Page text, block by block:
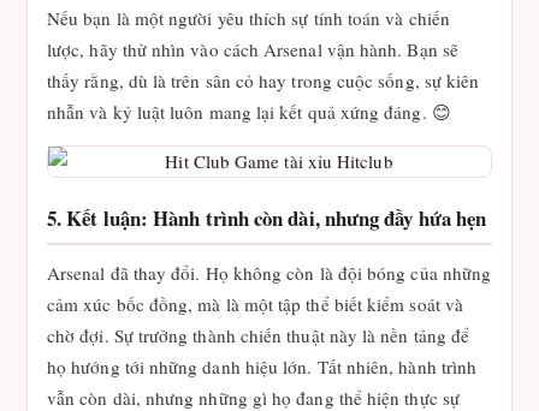
Nếu bạn là một người yêu thích sự tính toán và chiến
lược, hãy thử nhìn vào cách Arsenal vận hành. Bạn sẽ
thấy rằng, dù là trên sân cỏ hay trong cuộc sống, sự kiên
nhẫn và kỷ luật luôn mang lại kết quả xứng đáng. 😊
5. Kết luận: Hành trình còn dài, nhưng đầy hứa hẹn
Arsenal đã thay đổi. Họ không còn là đội bóng của những
cảm xúc bốc đồng, mà là một tập thể biết kiểm soát và
chờ đợi. Sự trưởng thành chiến thuật này là nền tảng để
họ hướng tới những danh hiệu lớn. Tất nhiên, hành trình
vẫn còn dài, nhưng những gì họ đang thể hiện thực sự